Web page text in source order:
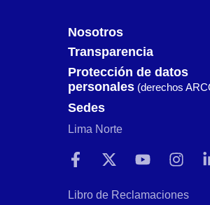
Nosotros
Transparencia
Protección de datos
personales (derechos
Sedes
Lima Norte
Libro de Reclamaciones